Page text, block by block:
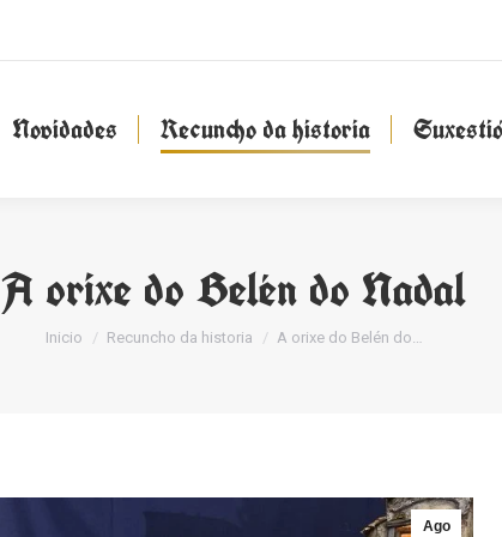
Novidades Recuncho da historia
A orixe do Belén do Nadal
You are here:
Inicio Recuncho da historia A orixe do Belén do…
Ago
Novidades Recuncho da historia